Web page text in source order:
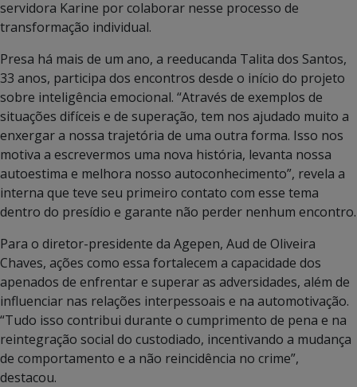
servidora Karine por colaborar nesse processo de
transformação individual.
Presa há mais de um ano, a reeducanda Talita dos Santos,
33 anos, participa dos encontros desde o início do projeto
sobre inteligência emocional. “Através de exemplos de
situações difíceis e de superação, tem nos ajudado muito a
enxergar a nossa trajetória de uma outra forma. Isso nos
motiva a escrevermos uma nova história, levanta nossa
autoestima e melhora nosso autoconhecimento”, revela a
interna que teve seu primeiro contato com esse tema
dentro do presídio e garante não perder nenhum encontro.
Para o diretor-presidente da Agepen, Aud de Oliveira
Chaves, ações como essa fortalecem a capacidade dos
apenados de enfrentar e superar as adversidades, além de
influenciar nas relações interpessoais e na automotivação.
“Tudo isso contribui durante o cumprimento de pena e na
reintegração social do custodiado, incentivando a mudança
de comportamento e a não reincidência no crime”,
destacou.